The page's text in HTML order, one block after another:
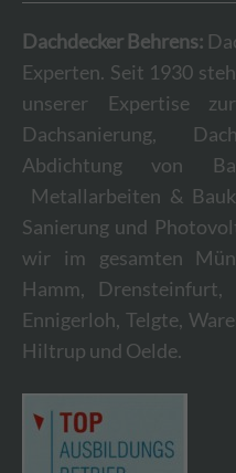
Dachdecker Behrens:
Experten. Seit 1930
unserer Expertise
Dachsanierung,
Abdichtung von
Metallarbeiten &
Sanierung und
wir im gesamten
Hamm, Drensteinfurt,
Ennigerloh, Telgte,
Hiltrup und Oelde.